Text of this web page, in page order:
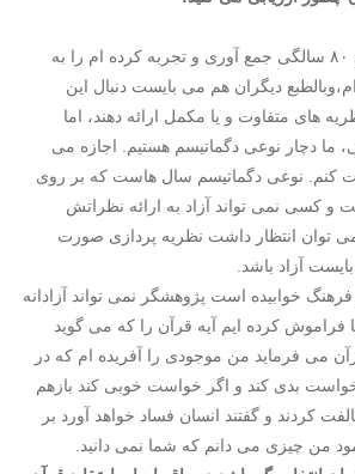
ببینید من انچه که تا سن ۸۰ سالگی جمع آوری و تجربه کرده ام را به
دیگران هم می بایست دنبال این
های متفاوت و یا مکمل ارائه دهند، اما
ما دچار نوعی دگماتیسم هستیم. اجازه می
کنم. نوعی دگماتیسم سال هاست که بر روی
و کسی نمی تواند آزاد به ارائه نظراتش
می توان انتظار داشت نظریه پردازی صورت
آزاد باشد.
خوابیده است پژوهشگر نمی تواند آزادانه
فراموش کرده ایم آیه قرآن را که می گوید
می فرماید من موجودی را آفریده ام که در
خواست بدی کند و اگر خواست خوبی کند بازهم
کردند و گفتند انسان فساد خواهد آورد بر
من چیزی می دانم که شما نمی دانید.